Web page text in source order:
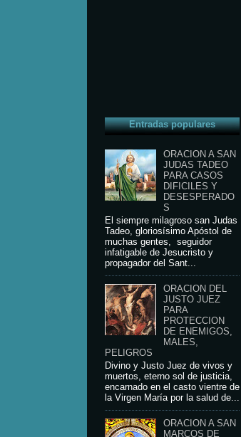
Entradas populares
ORACION A SAN
JUDAS TADEO
PARA CASOS
DIFICILES Y
DESESPERADO
S
El siempre milagroso san Judas
Tadeo, gloriosísimo Apóstol de
muchas gentes, seguidor
infatigable de Jesucristo y
propagador del Sant...
ORACION DEL
JUSTO JUEZ
PARA
PROTECCION
DE ENEMIGOS,
MALES,
PELIGROS
Divino y Justo Juez de vivos y
muertos, eterno sol de justicia,
encarnado en el casto vientre de
la Virgen María por la salud de...
ORACION A SAN
MARCOS DE